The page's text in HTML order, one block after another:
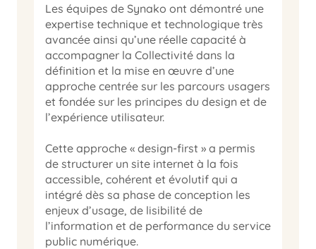
Les équipes de Synako ont démontré une
expertise technique et technologique très
avancée ainsi qu’une réelle capacité à
accompagner la Collectivité dans la
définition et la mise en œuvre d’une
approche centrée sur les parcours usagers
et fondée sur les principes du design et de
l’expérience utilisateur.
Cette approche « design-first » a permis
de structurer un site internet à la fois
accessible, cohérent et évolutif qui a
intégré dès sa phase de conception les
enjeux d’usage, de lisibilité de
l’information et de performance du service
public numérique.